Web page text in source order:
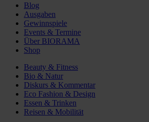
Blog
Ausgaben
Gewinnspiele
Events & Termine
Über BIORAMA
Shop
Beauty & Fitness
Bio & Natur
Diskurs & Kommentar
Eco Fashion & Design
Essen & Trinken
Reisen & Mobilität